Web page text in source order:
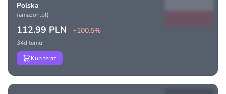
Polska
(amazon.pl)
112.99 PLN +100.5%
34d temu
Kup teraz